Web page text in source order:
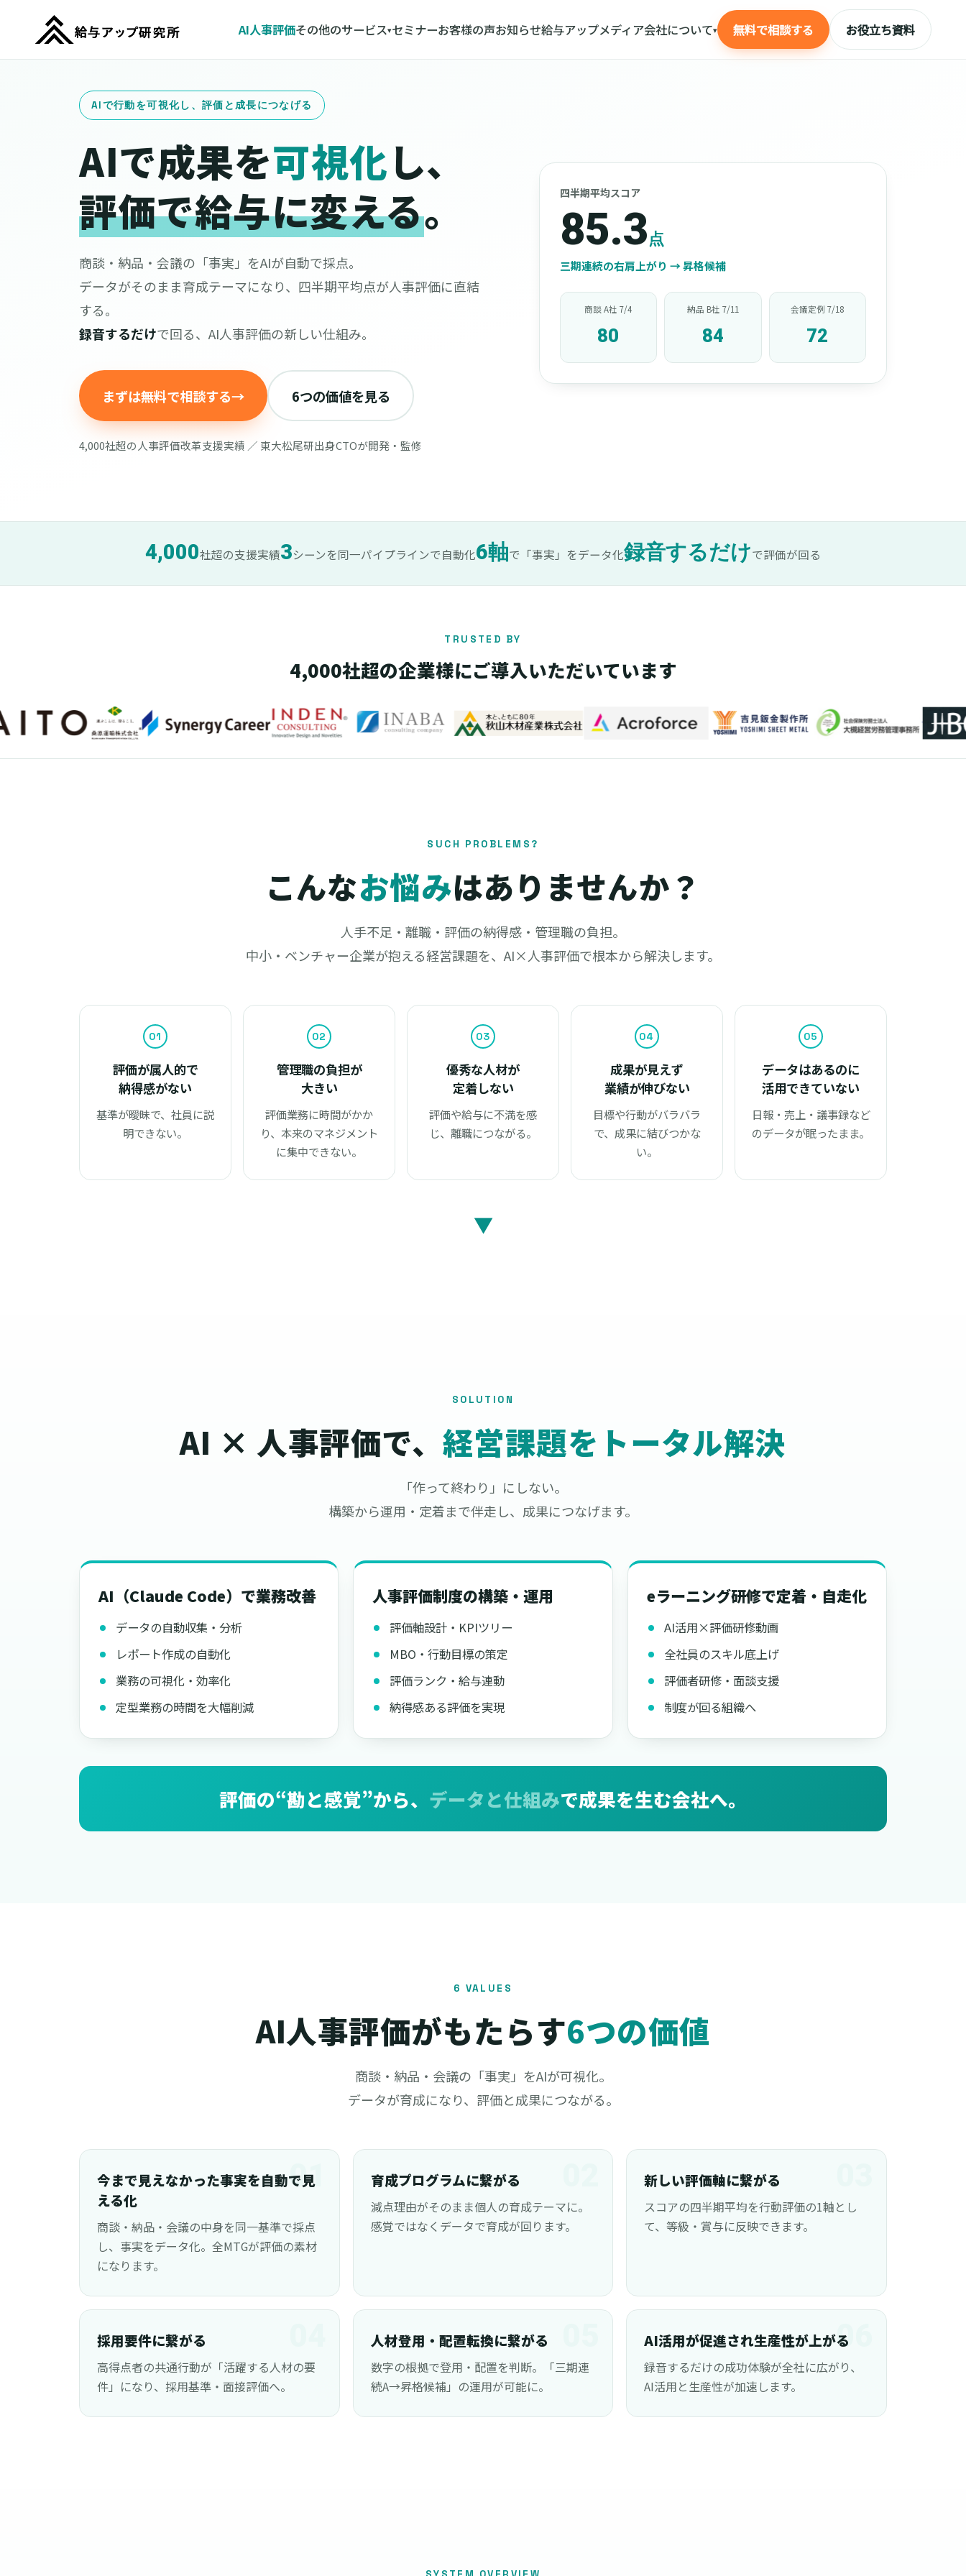
AI人事評価その他のサービス▾セミナーお客様の声お知らせ給与アップメディア会社について▾ 無料で相談する お役立ち資料
AIで行動を可視化し、評価と成長につなげる
AIで成果を可視化し、
評価で給与に変える。
商談・納品・会議の「事実」をAIが自動で採点。
データがそのまま育成テーマになり、四半期平均点が人事評価に直結
する。
録音するだけで回る、AI人事評価の新しい仕組み。
まずは無料で相談する→ 6つの価値を見る
4,000社超の人事評価改革支援実績 ／ 東大松尾研出身CTOが開発・監修
四半期平均スコア
85.3点
三期連続の右肩上がり → 昇格候補
商談 A社 7/4
80
納品 B社 7/11
84
会議定例 7/18
72
4,000社超の支援実績3シーンを同一パイプラインで自動化6軸で「事実」をデータ化録音するだけで評価が回る
TRUSTED BY
4,000社超の企業様にご導入いただいています
SUCH PROBLEMS?
こんなお悩みはありませんか？
人手不足・離職・評価の納得感・管理職の負担。
中小・ベンチャー企業が抱える経営課題を、AI×人事評価で根本から解決します。
01
評価が属人的で
納得感がない
基準が曖昧で、社員に説
明できない。
02
管理職の負担が
大きい
評価業務に時間がかか
り、本来のマネジメント
に集中できない。
03
優秀な人材が
定着しない
評価や給与に不満を感
じ、離職につながる。
04
成果が見えず
業績が伸びない
目標や行動がバラバラ
で、成果に結びつかな
い。
05
データはあるのに
活用できていない
日報・売上・議事録など
のデータが眠ったまま。
▼
SOLUTION
AI × 人事評価で、 経営課題をトータル解決
「作って終わり」にしない。
構築から運用・定着まで伴走し、成果につなげます。
AI（Claude Code）で業務改善
データの自動収集・分析
レポート作成の自動化
業務の可視化・効率化
定型業務の時間を大幅削減
人事評価制度の構築・運用
評価軸設計・KPIツリー
MBO・行動目標の策定
評価ランク・給与連動
納得感ある評価を実現
eラーニング研修で定着・自走化
AI活用×評価研修動画
全社員のスキル底上げ
評価者研修・面談支援
制度が回る組織へ
評価の“勘と感覚”から、 データと仕組みで成果を生む会社へ。
6 VALUES
AI人事評価がもたらす6つの価値
商談・納品・会議の「事実」をAIが可視化。
データが育成になり、評価と成果につながる。
01
今まで見えなかった事実を自動で見
える化
商談・納品・会議の中身を同一基準で採点
し、事実をデータ化。全MTGが評価の素材
になります。
育成プログラムに繋がる
減点理由がそのまま個人の育成テーマに。
感覚ではなくデータで育成が回ります。
新しい評価軸に繋がる
スコアの四半期平均を行動評価の1軸とし
て、等級・賞与に反映できます。
採用要件に繋がる
高得点者の共通行動が「活躍する人材の要
件」になり、採用基準・面接評価へ。
人材登用・配置転換に繋がる
数字の根拠で登用・配置を判断。「三期連
続A→昇格候補」の運用が可能に。
06
AI活用が促進され生産性が上がる
録音するだけの成功体験が全社に広がり、
AI活用と生産性が加速します。